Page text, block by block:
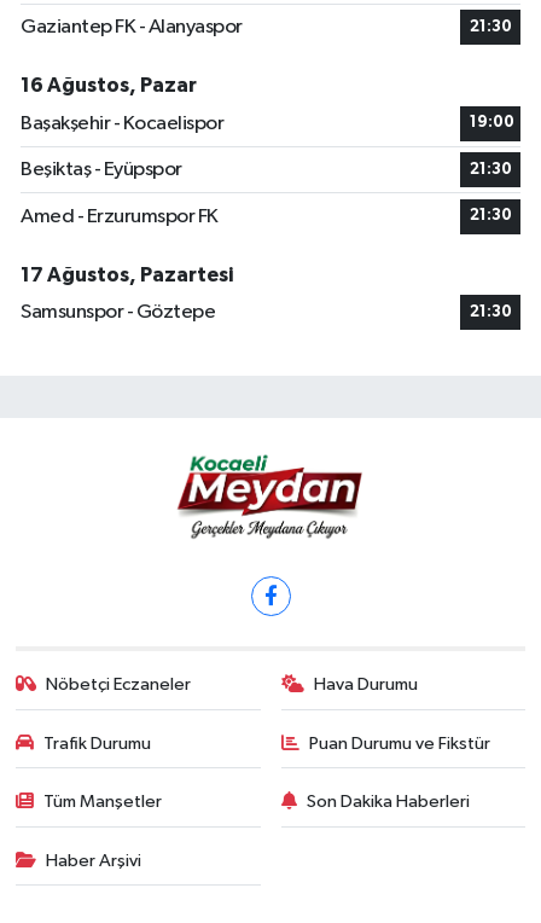
Gaziantep FK - Alanyaspor 21:30
16 Ağustos, Pazar
Başakşehir - Kocaelispor
19:00
Beşiktaş - Eyüpspor 21:30
Amed - Erzurumspor FK 21:30
17 Ağustos, Pazartesi
Samsunspor - Göztepe
21:30
Nöbetçi Eczaneler Hava Durumu
Trafik Durumu Puan Durumu ve Fikstür
Tüm Manşetler Son Dakika Haberleri
Haber Arşivi